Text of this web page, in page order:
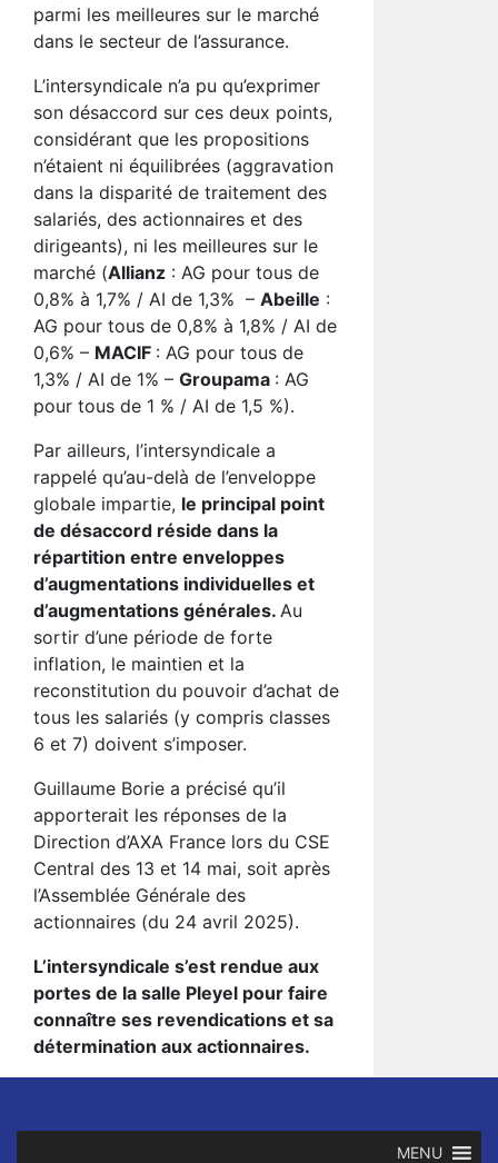
parmi les meilleures sur le marché
dans le secteur de l’assurance.
L’intersyndicale n’a pu qu’exprimer
son désaccord sur ces deux points,
considérant que les propositions
n’étaient ni équilibrées (aggravation
dans la disparité de traitement des
salariés, des actionnaires et des
dirigeants), ni les meilleures sur le
marché (Allianz : AG pour tous de
0,8% à 1,7% / AI de 1,3% – Abeille :
AG pour tous de 0,8% à 1,8% / AI de
0,6% – MACIF : AG pour tous de
1,3% / AI de 1% – Groupama : AG
pour tous de 1 % / AI de 1,5 %).
Par ailleurs, l’intersyndicale a
rappelé qu’au-delà de l’enveloppe
globale impartie, le principal point
de désaccord réside dans la
répartition entre enveloppes
d’augmentations individuelles et
d’augmentations générales. Au
sortir d’une période de forte
inflation, le maintien et la
reconstitution du pouvoir d’achat de
tous les salariés (y compris classes
6 et 7) doivent s’imposer.
Guillaume Borie a précisé qu’il
apporterait les réponses de la
Direction d’AXA France lors du CSE
Central des 13 et 14 mai, soit après
l’Assemblée Générale des
actionnaires (du 24 avril 2025).
L’intersyndicale s’est rendue aux
portes de la salle Pleyel pour faire
connaître ses revendications et sa
détermination aux actionnaires.
MENU